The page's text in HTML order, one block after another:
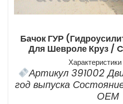
Бачок ГУР
Для Шевроле Круз /
Артикул 391002
год выпуска
ОЕМ